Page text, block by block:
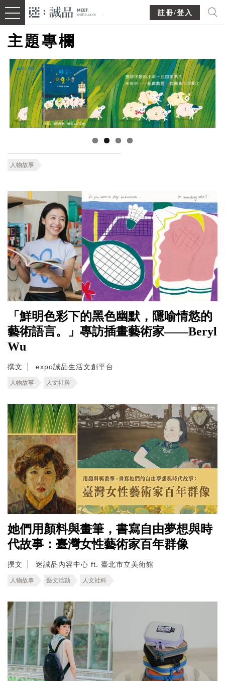
註冊/登入
主題專欄
人物故事
「鮮明色彩下的黑色幽默，隱喻情慾的
藝術語言。」專訪插畫藝術家——Beryl
Wu
撰文 expo誠品生活文創平台
人物故事 人文社科
她們用顏料與畫筆，書寫自由夢想與時
代故事：臺灣女性藝術家百年群像
撰文 迷誠品內容中心 ft. 臺北市立美術館
人物故事 藝文活動 人文社科